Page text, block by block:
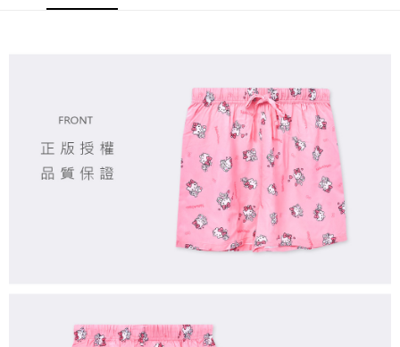
每筆NT$80，滿NT$899(含以上)免運費
付款後全家取貨
每筆NT$80，滿NT$859(含以上)免運費
7-11取貨付款
每筆NT$80，滿NT$899(含以上)免運費